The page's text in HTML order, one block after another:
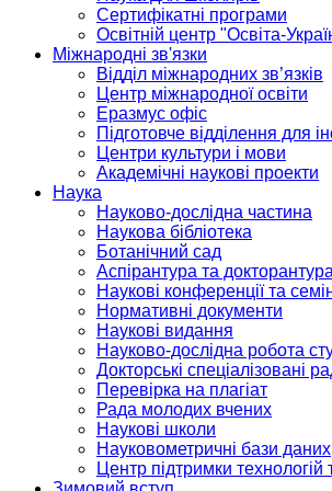
Сертифікатні програми
Освітній центр "Освіта-
Міжнародні зв'язки
Відділ міжнародних зв’язків
Центр міжнародної освіти
Еразмус офіс
Підготовче відділення для
Центри культури і мови
Академічні наукові проекти
Наука
Науково-дослідна частина
Наукова бібліотека
Ботанічний сад
Аспірантура та докторантура
Наукові конференції та
Нормативні документи
Наукові видання
Науково-дослідна робота
Докторські спеціалізовані
Перевірка на плагіат
Рада молодих вчених
Наукові школи
Науковометричні бази даних
Центр підтримки технологій